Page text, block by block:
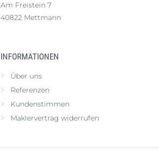
Am Freistein 7
40822 Mettmann
INFORMATIONEN
Über uns
Referenzen
Kundenstimmen
Maklervertrag widerrufen